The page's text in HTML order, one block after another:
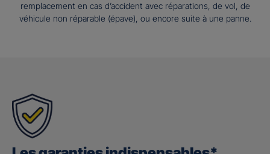
remplacement en cas d’accident avec réparations, de vol, de
véhicule non réparable (épave), ou encore suite à une panne.